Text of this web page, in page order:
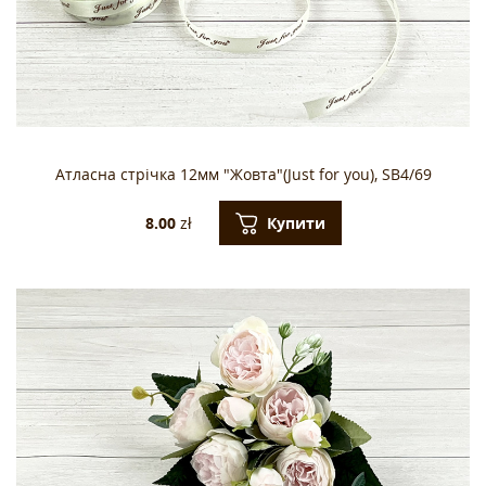
Атласна стрічка 12мм "Жовта"(Just for you), SB4/69
8.00zł Купити